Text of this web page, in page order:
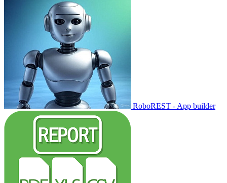
RoboREST - App builder